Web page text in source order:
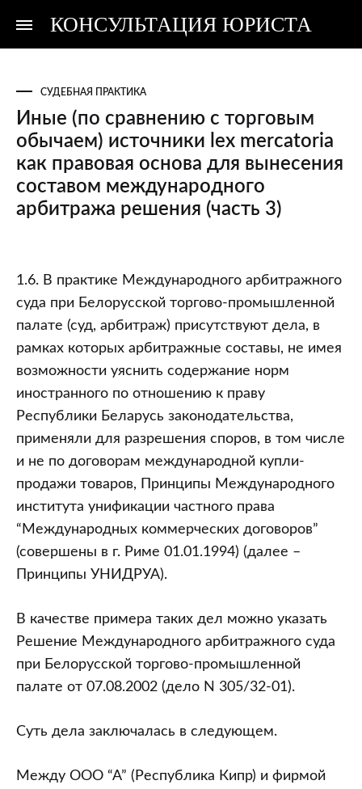
КОНСУЛЬТАЦИЯ ЮРИСТА
Консультация
Консультация
СУДЕБНАЯ ПРАКТИКА
Иные (по сравнению с торговым
обычаем) источники lex mercatoria
как правовая основа для вынесения
составом международного
арбитража решения (часть 3)
Иные
(по
сравнению
с
торговым
обычаем)
источники
lex
mercatoria
как
правовая
основа
для
вынесения
международного
арбитража
решения
(часть
1.6. В практике Международного арбитражного
суда при Белорусской торгово-промышленной
палате (суд, арбитраж) присутствуют дела, в
рамках которых арбитражные составы, не имея
возможности уяснить содержание норм
иностранного по отношению к праву
Республики Беларусь законодательства,
применяли для разрешения споров, в том числе
и не по договорам международной купли-
продажи товаров, Принципы Международного
института унификации частного права
“Международных коммерческих договоров”
(совершены в г. Риме 01.01.1994) (далее –
Принципы УНИДРУА).
В качестве примера таких дел можно указать
Решение Международного арбитражного суда
при Белорусской торгово-промышленной
палате от 07.08.2002 (дело N 305/32-01).
Суть дела заключалась в следующем.
Между ООО “А” (Республика Кипр) и фирмой